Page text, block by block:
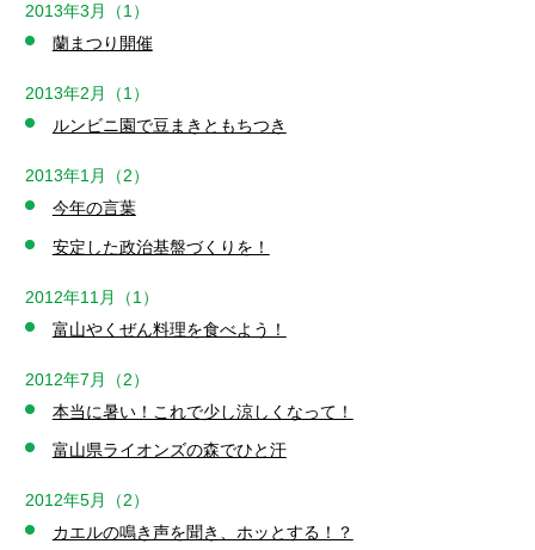
2013年3月（1）
蘭まつり開催
2013年2月（1）
ルンビニ園で豆まきともちつき
2013年1月（2）
今年の言葉
安定した政治基盤づくりを！
2012年11月（1）
富山やくぜん料理を食べよう！
2012年7月（2）
本当に暑い！これで少し涼しくなって！
富山県ライオンズの森でひと汗
2012年5月（2）
カエルの鳴き声を聞き、ホッとする！？